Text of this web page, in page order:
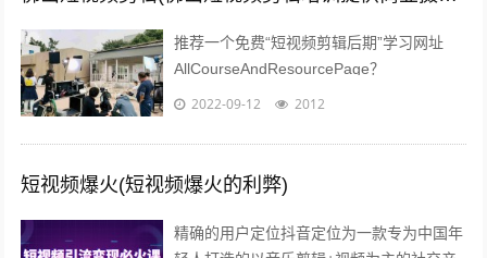
推荐一个免费“短视频剪辑后期”学习网址
AllCourseAndResourcePage？
type=1tagid=313zdhhr11y04r301...
2022-09-12 2012
短视频爆火(短视频爆火的利弊)
精确的用户定位抖音定位为一款专为中国年